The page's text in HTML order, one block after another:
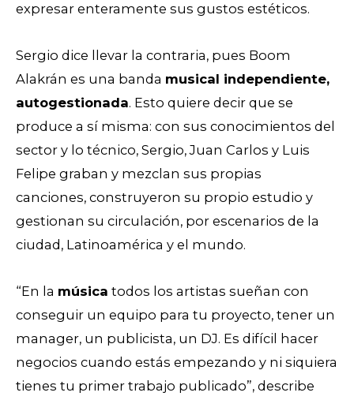
expresar enteramente sus gustos estéticos.
Sergio dice llevar la contraria, pues Boom
Alakrán es una banda musical independiente,
autogestionada. Esto quiere decir que se
produce a sí misma: con sus conocimientos del
sector y lo técnico, Sergio, Juan Carlos y Luis
Felipe graban y mezclan sus propias
canciones, construyeron su propio estudio y
gestionan su circulación, por escenarios de la
ciudad, Latinoamérica y el mundo.
“En la música todos los artistas sueñan con
conseguir un equipo para tu proyecto, tener un
manager, un publicista, un DJ. Es difícil hacer
negocios cuando estás empezando y ni siquiera
tienes tu primer trabajo publicado”, describe